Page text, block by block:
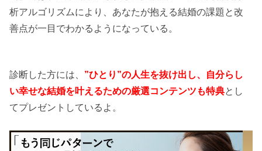
析アルゴリズムにより、あなたが抱える結婚の課題と改
善点が一目でわかるようになっている。
診断した方には、 ”ひとり”の人生を抜け出し、自分らし
い幸せな結婚を叶えるための厳選コンテンツも特典とし
てプレゼントしているよ。